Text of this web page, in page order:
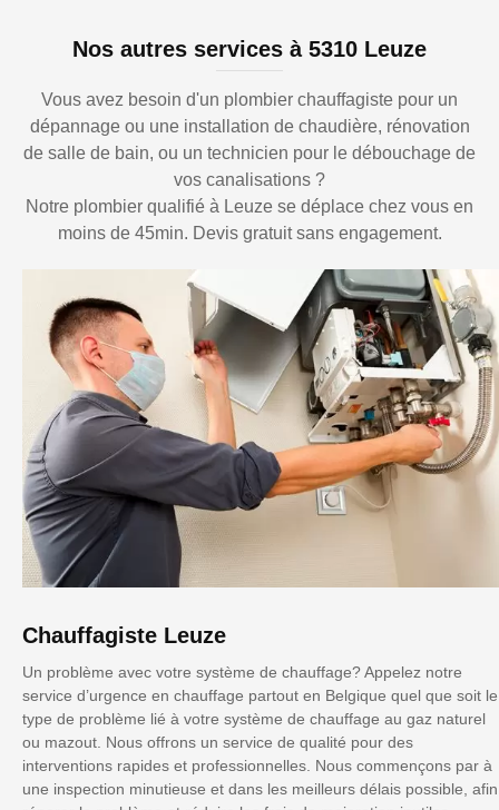
Nos autres services à 5310 Leuze
Vous avez besoin d'un plombier chauffagiste pour un
dépannage ou une installation de chaudière, rénovation
de salle de bain, ou un technicien pour le débouchage de
vos canalisations ?
Notre plombier qualifié à Leuze se déplace chez vous en
moins de 45min. Devis gratuit sans engagement.
Chauffagiste Leuze
Un problème avec votre système de chauffage? Appelez notre
service d’urgence en chauffage partout en Belgique quel que soit le
type de problème lié à votre système de chauffage au gaz naturel
ou mazout. Nous offrons un service de qualité pour des
interventions rapides et professionnelles. Nous commençons par à
une inspection minutieuse et dans les meilleurs délais possible, afin